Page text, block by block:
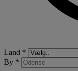
Land *
By *